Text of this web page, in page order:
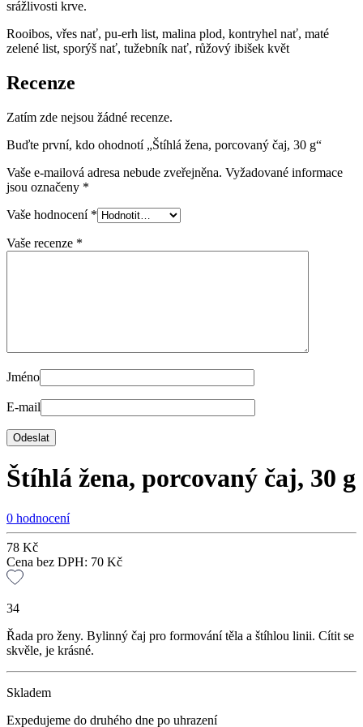
srážlivosti krve.
Rooibos, vřes nať, pu-erh list, malina plod, kontryhel nať, maté
zelené list, sporýš nať, tužebník nať, růžový ibišek květ
Recenze
Zatím zde nejsou žádné recenze.
Buďte první, kdo ohodnotí „Štíhlá žena, porcovaný čaj, 30 g“
Vaše e-mailová adresa nebude zveřejněna. Vyžadované informace
jsou označeny *
Vaše hodnocení *
Vaše recenze *
Jméno
E-mail
Štíhlá žena, porcovaný čaj, 30 g
0 hodnocení
78 Kč
Cena bez DPH: 70 Kč
34
Řada pro ženy. Bylinný čaj pro formování těla a štíhlou linii. Cítit se
skvěle, je krásné.
Skladem
Expedujeme do druhého dne po uhrazení